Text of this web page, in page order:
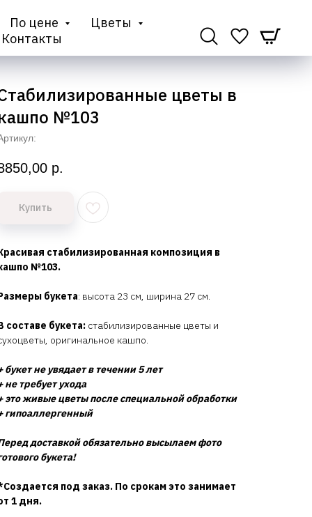
По цене
Цветы
Контакты
цветы в
№103
р.
Купить
стабилизированная композиция в
№103.
букета: высота 23 см, ширина 27 см.
составе букета: стабилизированные цветы и
оригинальное кашпо.
букет не увядает в течении 5 лет
не требует ухода
это живые цветы после специальной обработки
гипоаллергенный
доставкой обязательно высылаем фото
букета!
под заказ. По срокам это занимает
1 дня.